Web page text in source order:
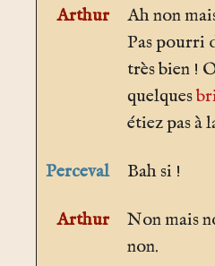
Arthur
Ah non
Pas pourri
très bien !
quelques
étiez pas à
Perceval Bah si !
Arthur
Non mais
non.